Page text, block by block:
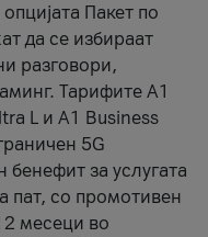
Пакет по
да се избираат
разговори,
Тарифите A1
L и A1 Business
5G
бенефит за услугата
пат, со промотивен
месеци во